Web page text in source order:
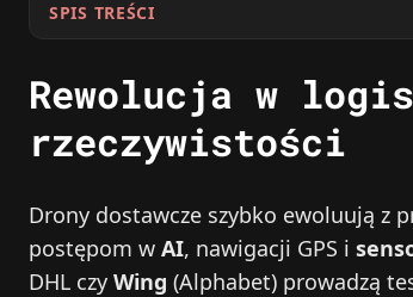
SPIS TREŚCI
Rewolucja w
rzeczywistości
Drony dostawcze szybko ewoluują z
postępom w AI, nawigacji GPS i
DHL czy Wing (Alphabet) prowadzą